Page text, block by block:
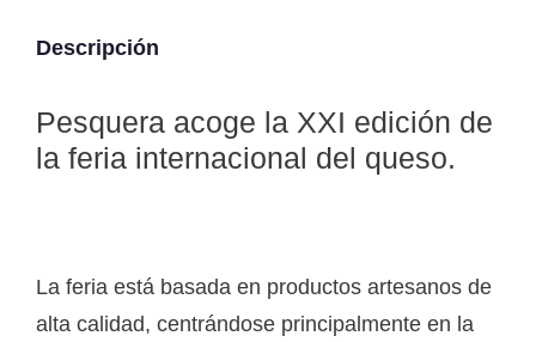
Descripción
Pesquera acoge la XXI edición de
la feria internacional del queso.
La feria está basada en productos artesanos de
alta calidad, centrándose principalmente en la